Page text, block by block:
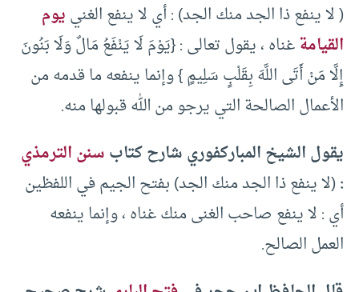
( لا ينفع ذا الجد منك الجد) : أي لا ينفع الغنييوم
القيامةغناه ، يقول تعالى : {يَوْمَ لَا يَنْفَعُ مَالٌ وَلَا بَنُونَ
إِلَّا مَنْ أَتَى اللَّهَ بِقَلْبٍ سَلِيمٍ } وإنما ينفعه ما قدمه من
الأعمال الصالحة التي يرجو من الله قبولها منه.
يقول الشيخ المباركفوري شارح كتابسنن الترمذي
:(لا ينفع ذا الجد منك الجد) بفتح الجيم في اللفظين
أي : لا ينفع صاحب الغنى منك غناه ، وإنما ينفعه
العمل الصالح.